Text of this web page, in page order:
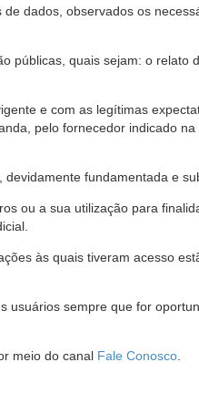
dados, observados os
públicas, quais sejam: o relato
e com as legítimas
pelo fornecedor indicado
fundamentada e
ou a sua utilização para
às quais tiveram acesso
sempre que for
meio do canal Fale Conosco